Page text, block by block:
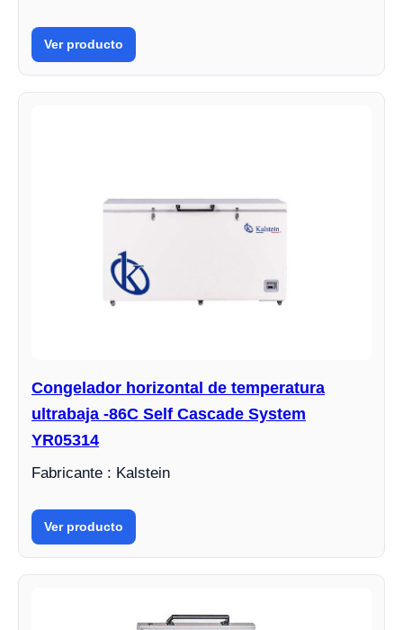
Ver producto
Congelador horizontal de temperatura
ultrabaja -86C Self Cascade System
YR05314
Fabricante : Kalstein
Ver producto